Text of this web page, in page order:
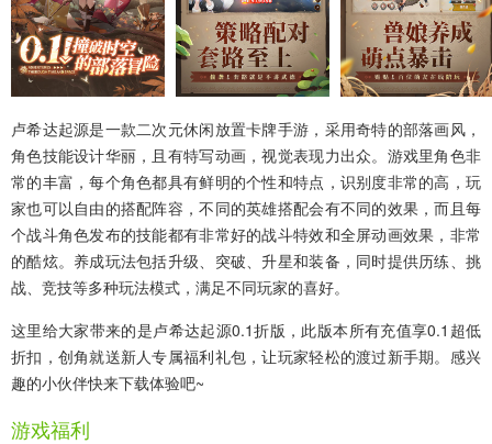
卢希达起源是一款二次元休闲放置卡牌手游，采用奇特的部落画风，
角色技能设计华丽，且有特写动画，视觉表现力出众。游戏里角色非
常的丰富，每个角色都具有鲜明的个性和特点，识别度非常的高，玩
家也可以自由的搭配阵容，不同的英雄搭配会有不同的效果，而且每
个战斗角色发布的技能都有非常好的战斗特效和全屏动画效果，非常
的酷炫。养成玩法包括升级、突破、升星和装备，同时提供历练、挑
战、竞技等多种玩法模式，满足不同玩家的喜好。
这里给大家带来的是卢希达起源0.1折版 ，此版本所有充值享0.1超低
折扣，创角就送新人专属福利礼包，让玩家轻松的渡过新手期。感兴
趣的小伙伴快来下载体验吧~
游戏福利